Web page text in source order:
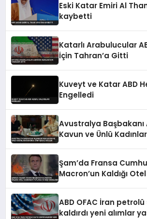
Eski Katar Emiri Al
kaybetti
Katarlı Arabulucular
İçin Tahran’a Gitti
Kuveyt ve Katar ABD
Engelledi
Avustralya Başbakanı
Kavun ve Ünlü
Şam’da Fransa
Macron’un Kaldığı
ABD OFAC İran petrolü
kaldırdı yeni alımlar